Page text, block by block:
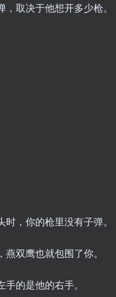
取决于他想开多少枪。
，你的枪里没有子弹。
双鹰也就包围了你。
的是他的右手。